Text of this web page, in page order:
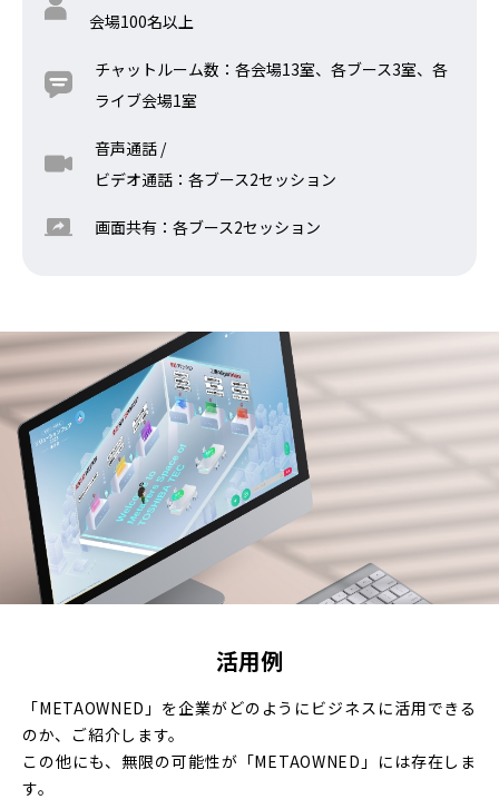
会場100名以上
チャットルーム数：各会場13室、各ブース3室、各
ライブ会場1室
音声通話 /
ビデオ通話：各ブース2セッション
画面共有：各ブース2セッション
活用例
「METAOWNED」を企業がどのようにビジネスに活用できる
のか、ご紹介します。
この他にも、無限の可能性が「METAOWNED」には存在しま
す。